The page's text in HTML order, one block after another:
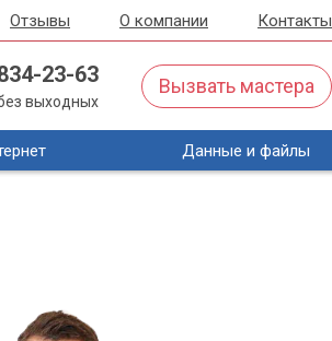
Отзывы О компании Контакты
23-63
выходных
Вызвать мастера
Данные и файлы